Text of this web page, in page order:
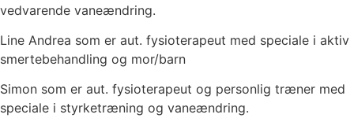
vedvarende vaneændring.
Line Andrea som er aut. fysioterapeut med speciale i aktiv
smertebehandling og mor/barn
Simon som er aut. fysioterapeut og personlig træner med
speciale i styrketræning og vaneændring.